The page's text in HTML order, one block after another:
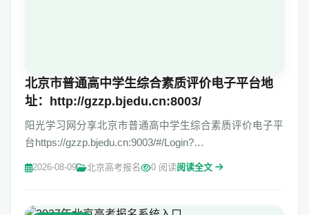
北京市普通高中学生综合素质评价电子平台地
址：http://gzzp.bjedu.cn:8003/
阳光学习网分享北京市普通高中学生综合素质评价电子平
台https://gzzp.bjedu.cn:9003/#/Login?
redirect=%2FHomePage 北京市普通高中学生综合素质评
2026-08-09 北京高考报名 0 阅读阅读全文